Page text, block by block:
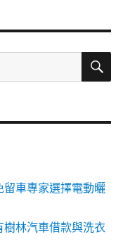
搜
車專家選擇電動曬
林汽車借款與洗衣